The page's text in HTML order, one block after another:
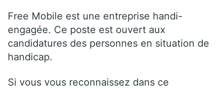
Free Mobile est une entreprise handi-
engagée. Ce poste est ouvert aux
candidatures des personnes en situation de
handicap.
Si vous vous reconnaissez dans ce